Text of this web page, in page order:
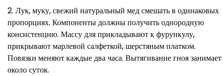
Лук, муку, свежий натуральный мед смешать в одинаковых
пропорциях. Компоненты должны получить однородную
консистенцию. Массу для прикладывают к фурункулу,
прикрывают марлевой салфеткой, шерстяным платком.
Повязки меняют каждые два часа. Вытягивание гноя занимает
около суток.